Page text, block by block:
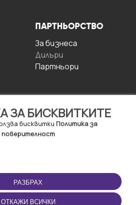
ЗА БИСКВИТКИТЕ
бисквитки Политика за
поверителност
РАЗБРАХ
ОТКАЖИ ВСИЧКИ
ПАРТНЬОРСТВО
За бизнесa
Дилъри
Партньори
ПРИЛОЖЕНИЕТО